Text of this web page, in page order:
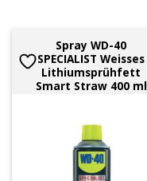
Spray WD-40
SPECIALIST Weisses
Lithiumsprühfett
Smart Straw 400 ml